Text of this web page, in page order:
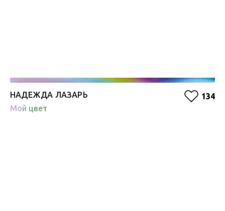
НАДЕЖДА ЛАЗАРЬ
134
Мой цвет